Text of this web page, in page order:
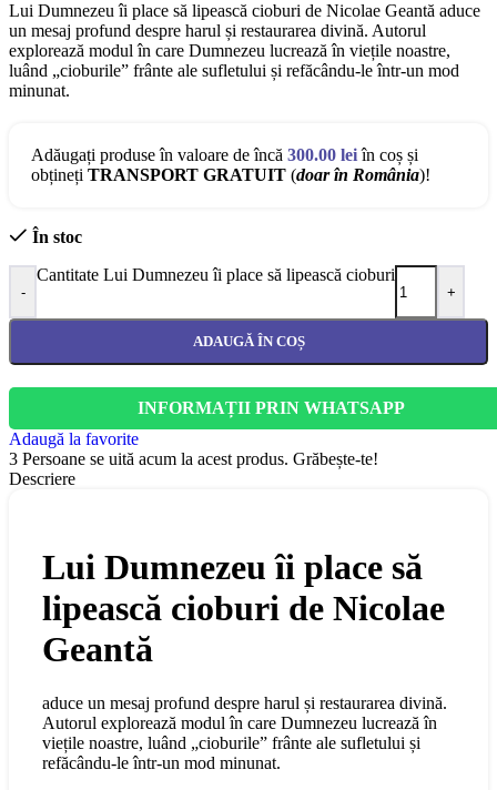
Lui Dumnezeu îi place să lipească cioburi de Nicolae Geantă aduce
un mesaj profund despre harul și restaurarea divină. Autorul
explorează modul în care Dumnezeu lucrează în viețile noastre,
luând „cioburile” frânte ale sufletului și refăcându-le într-un mod
minunat.
Adăugați produse în valoare de încă 300.00 leiîn coș și
obțineți TRANSPORT GRATUIT (doar în România)!
În stoc
-
Cantitate Lui Dumnezeu îi place să lipească cioburi
+
ADAUGĂ ÎN COȘ
INFORMAȚII PRIN WHATSAPP
Adaugă la favorite
3 Persoane se uită acum la acest produs. Grăbește-te!
Descriere
Lui Dumnezeu îi place să
lipească cioburi de Nicolae
Geantă
aduce un mesaj profund despre harul și restaurarea divină.
Autorul explorează modul în care Dumnezeu lucrează în
viețile noastre, luând „cioburile” frânte ale sufletului și
refăcându-le într-un mod minunat.